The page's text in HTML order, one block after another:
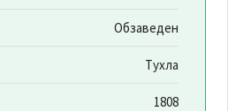
Обзаведен
Тухла
1808